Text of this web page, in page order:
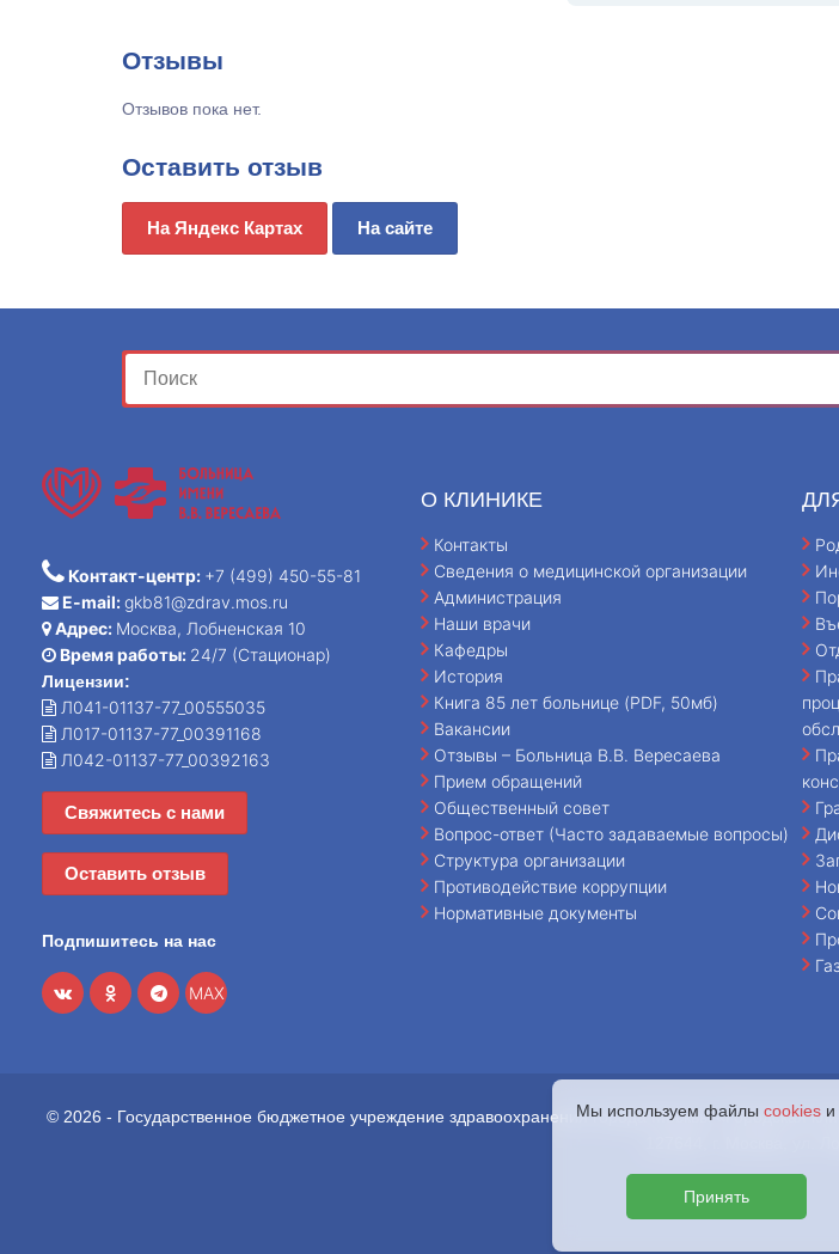
Отзывы
Отзывов пока нет.
Оставить отзыв
На Яндекс Картах На сайте
Контакт-центр: +7 (499) 450-55-81
E-mail:gkb81@zdrav.mos.ru
Адрес: Москва, Лобненская 10
Время работы: 24/7 (Стационар)
Лицензии:
Л041-01137-77_00555035
Л017-01137-77_00391168
Л042-01137-77_00392163
Свяжитесь с нами
Оставить отзыв
Подпишитесь на нас
MAX
О КЛИНИКЕ
Контакты
Сведения о медицинской организации
Администрация
Наши врачи
Кафедры
История
Книга 85 лет больнице (PDF, 50мб)
Вакансии
Отзывы – Больница В.В. Вересаева
Прием обращений
Общественный совет
Вопрос-ответ (Часто задаваемые вопросы)
Структура организации
Противодействие коррупции
Нормативные документы
© 2026 - Государственное бюджетное учреждение здравоохранения города Москвы «Городская
Мы используем файлы cookies
Принять